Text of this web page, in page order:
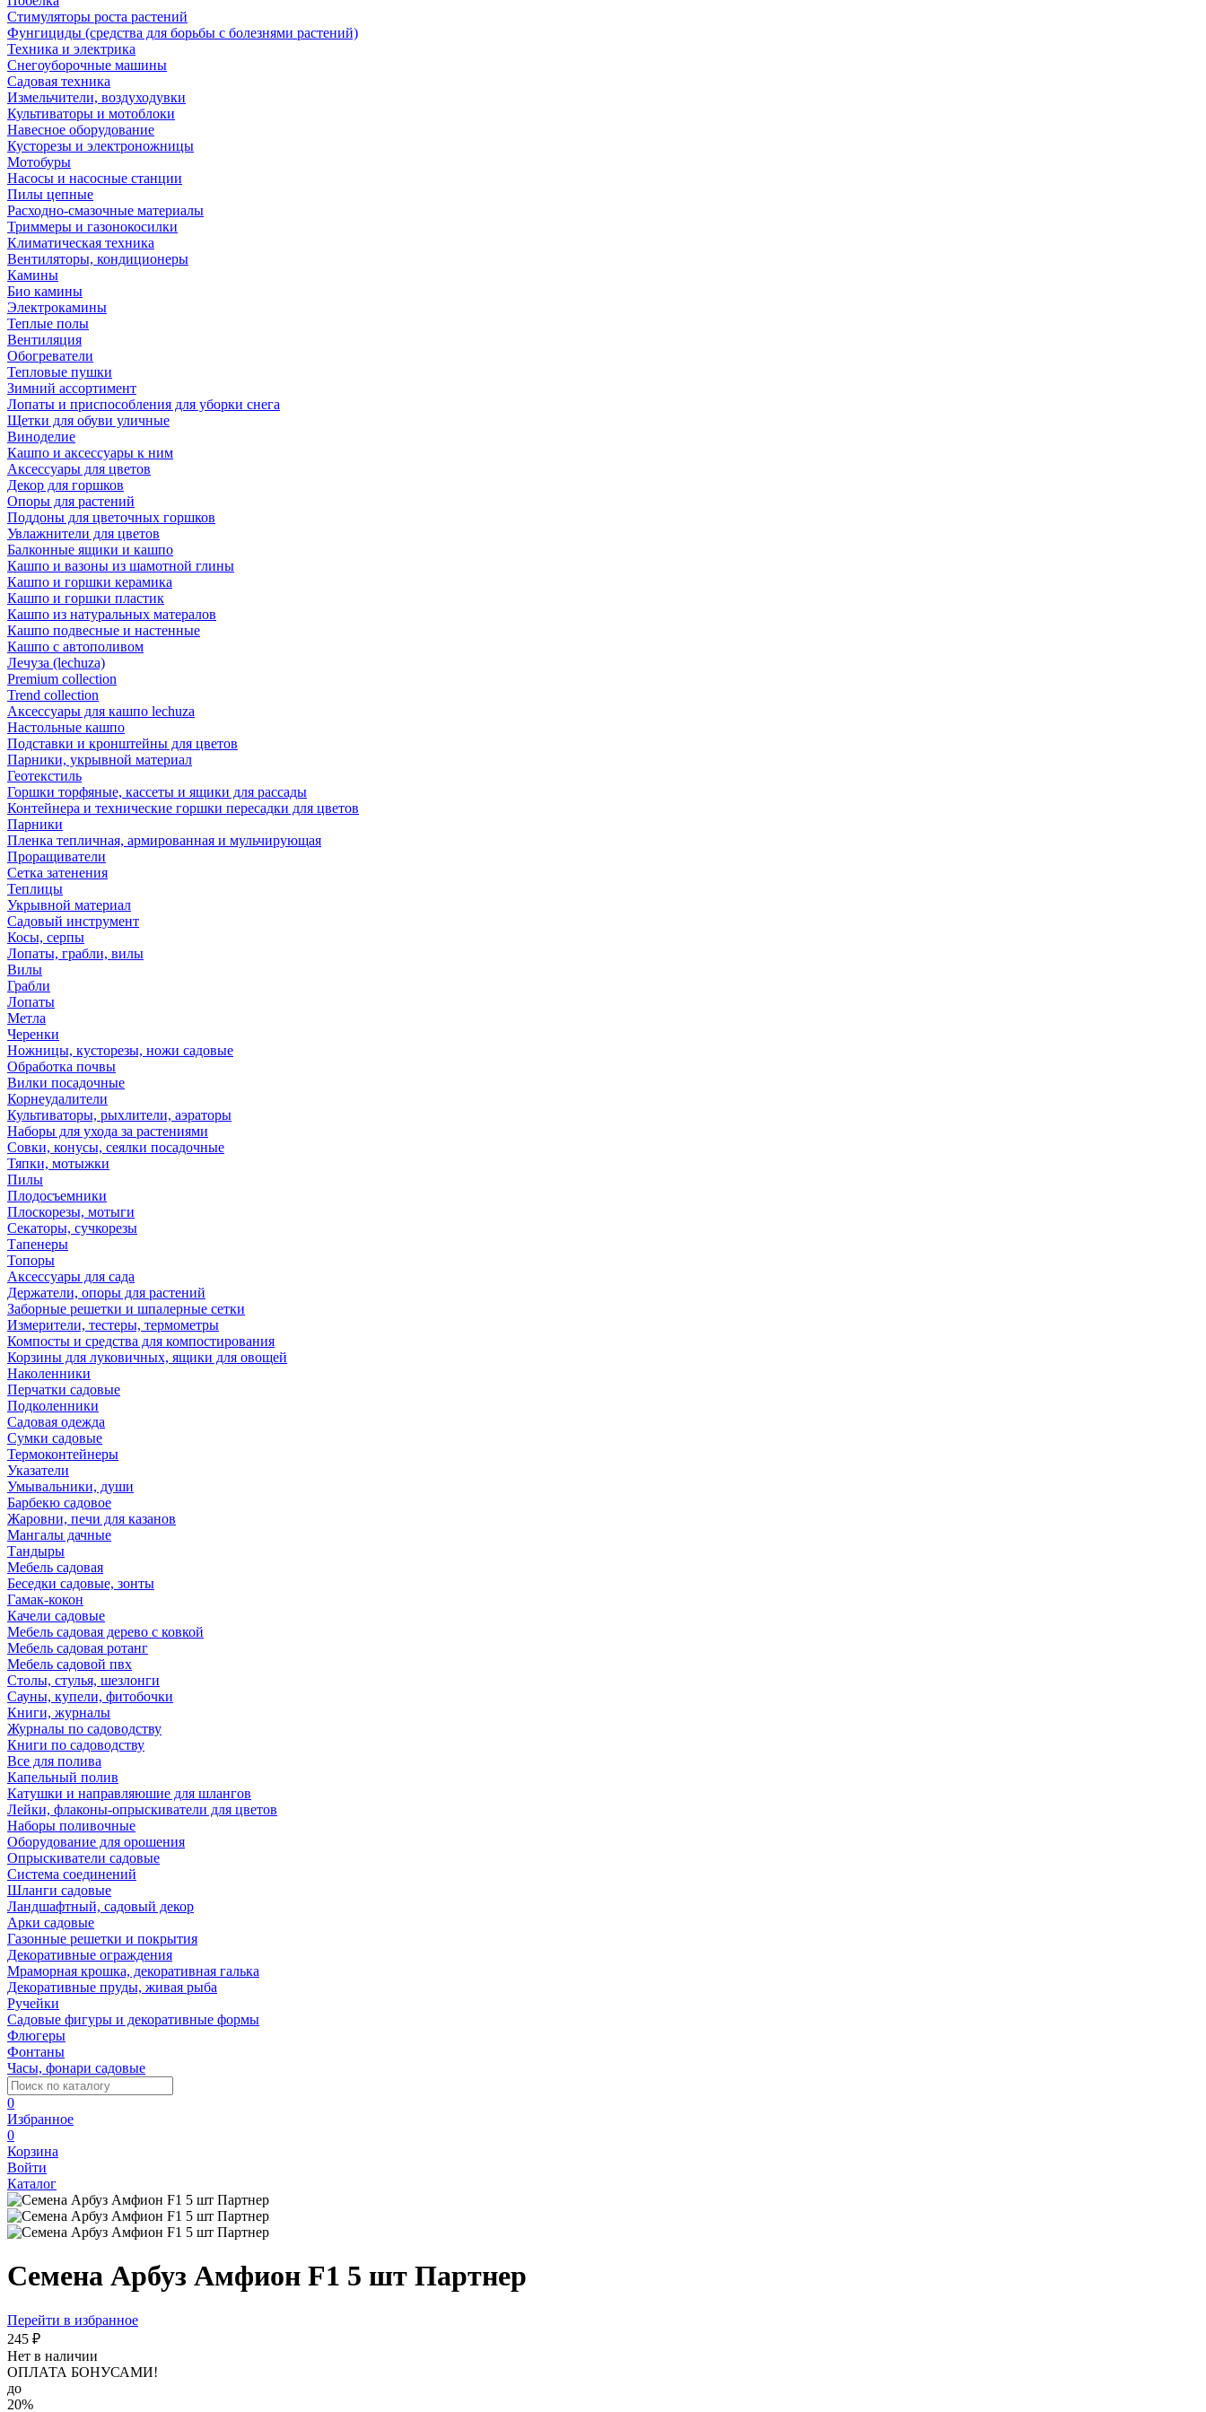
Стимуляторы роста растений
Фунгициды (средства для борьбы с болезнями растений)
Техника и электрика
Снегоуборочные машины
Садовая техника
Измельчители, воздуходувки
Культиваторы и мотоблоки
Навесное оборудование
Кусторезы и электроножницы
Мотобуры
Насосы и насосные станции
Пилы цепные
Расходно-смазочные материалы
Триммеры и газонокосилки
Климатическая техника
Вентиляторы, кондиционеры
Камины
Био камины
Электрокамины
Теплые полы
Вентиляция
Обогреватели
Тепловые пушки
Зимний ассортимент
Лопаты и приспособления для уборки снега
Щетки для обуви уличные
Виноделие
Кашпо и аксессуары к ним
Аксессуары для цветов
Декор для горшков
Опоры для растений
Поддоны для цветочных горшков
Увлажнители для цветов
Балконные ящики и кашпо
Кашпо и вазоны из шамотной глины
Кашпо и горшки керамика
Кашпо и горшки пластик
Кашпо из натуральных матералов
Кашпо подвесные и настенные
Кашпо с автополивом
Лечуза (lechuza)
Premium collection
Trend collection
Аксессуары для кашпо lechuza
Настольные кашпо
Подставки и кронштейны для цветов
Парники, укрывной материал
Геотекстиль
Горшки торфяные, кассеты и ящики для рассады
Контейнера и технические горшки пересадки для цветов
Парники
Пленка тепличная, армированная и мульчирующая
Проращиватели
Сетка затенения
Теплицы
Укрывной материал
Садовый инструмент
Косы, серпы
Лопаты, грабли, вилы
Вилы
Грабли
Лопаты
Метла
Черенки
Ножницы, кусторезы, ножи садовые
Обработка почвы
Вилки посадочные
Корнеудалители
Культиваторы, рыхлители, аэраторы
Наборы для ухода за растениями
Совки, конусы, сеялки посадочные
Тяпки, мотыжки
Пилы
Плодосъемники
Плоскорезы, мотыги
Секаторы, сучкорезы
Тапенеры
Топоры
Аксессуары для сада
Держатели, опоры для растений
Заборные решетки и шпалерные сетки
Измерители, тестеры, термометры
Компосты и средства для компостирования
Корзины для луковичных, ящики для овощей
Наколенники
Перчатки садовые
Подколенники
Садовая одежда
Сумки садовые
Термоконтейнеры
Указатели
Умывальники, души
Барбекю садовое
Жаровни, печи для казанов
Мангалы дачные
Тандыры
Мебель садовая
Беседки садовые, зонты
Гамак-кокон
Качели садовые
Мебель садовая дерево с ковкой
Мебель садовая ротанг
Мебель садовой пвх
Столы, стулья, шезлонги
Сауны, купели, фитобочки
Книги, журналы
Журналы по садоводству
Книги по садоводству
Все для полива
Капельный полив
Катушки и направляюшие для шлангов
Лейки, флаконы-опрыскиватели для цветов
Наборы поливочные
Оборудование для орошения
Опрыскиватели садовые
Система соединений
Шланги садовые
Ландшафтный, садовый декор
Арки садовые
Газонные решетки и покрытия
Декоративные ограждения
Мраморная крошка, декоративная галька
Декоративные пруды, живая рыба
Ручейки
Садовые фигуры и декоративные формы
Флюгеры
Фонтаны
Часы, фонари садовые
0
Избранное
0
Корзина
Войти
Каталог
Семена Арбуз Амфион F1 5 шт Партнер
Перейти в избранное
245 ₽
Нет в наличии
ОПЛАТА БОНУСАМИ!
до
20%